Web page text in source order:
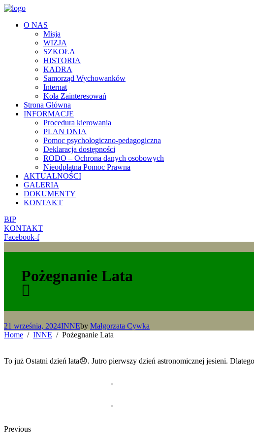
O NAS
Misja
WIZJA
SZKOŁA
HISTORIA
KADRA
Samorząd Wychowanków
Internat
Koła Zainteresowań
Strona Główna
INFORMACJE
Procedura kierowania
PLAN DNIA
Pomoc psychologiczno-pedagogiczna
Deklaracja dostępności
RODO – Ochrona danych osobowych
Nieodpłatna Pomoc Prawna
AKTUALNOŚCI
GALERIA
DOKUMENTY
KONTAKT
BIP
KONTAKT
Facebook-f
Pożegnanie Lata
21 września, 2024INNEby Małgorzata Cywka
Home
INNE Pożegnanie Lata
To już Ostatni dzień lata😞. Jutro pierwszy dzień astronomicznej jesieni.
Previous